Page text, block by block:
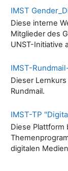
IMST
Diese interne
Mitglieder des
UNST-Initiative
IMST-
Dieser
Rundmail.
IMST-TP
Diese Plattform
digitalen